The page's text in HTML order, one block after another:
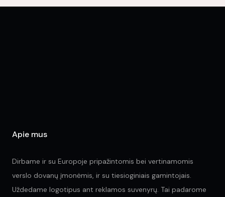
Apie mus
Dirbame ir su Europoje pripažintomis bei vertinamomis
verslo dovanų įmonėmis, ir su tiesioginiais gamintojais.
Uždedame logotipus ant reklamos suvenyrų. Tai padarome